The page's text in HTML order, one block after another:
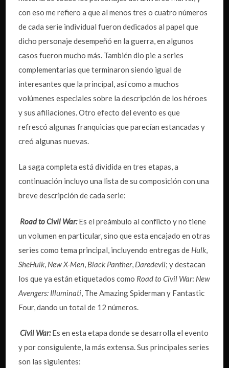
con eso me refiero a que al menos tres o cuatro números
de cada serie individual fueron dedicados al papel que
dicho personaje desempeñó en la guerra, en algunos
casos fueron mucho más. También dio pie a series
complementarias que terminaron siendo igual de
interesantes que la principal, así como a muchos
volúmenes especiales sobre la descripción de los héroes
y sus afiliaciones. Otro efecto del evento es que
refrescó algunas franquicias que parecían estancadas y
creó algunas nuevas.
La saga completa está dividida en tres etapas, a
continuación incluyo una lista de su composición con una
breve descripción de cada serie:
Road to Civil War:Es el preámbulo al conflicto y no tiene
un volumen en particular, sino que esta encajado en otras
series como tema principal, incluyendo entregas de Hulk,
SheHulk, New X-Men, Black Panther, Daredevil; y destacan
los que ya están etiquetados como Road to Civil War: New
Avengers: Illuminati, The Amazing Spiderman y Fantastic
Four, dando un total de 12 números.
Civil War:Es en esta etapa donde se desarrolla el evento
y por consiguiente, la más extensa. Sus principales series
son las siguientes: